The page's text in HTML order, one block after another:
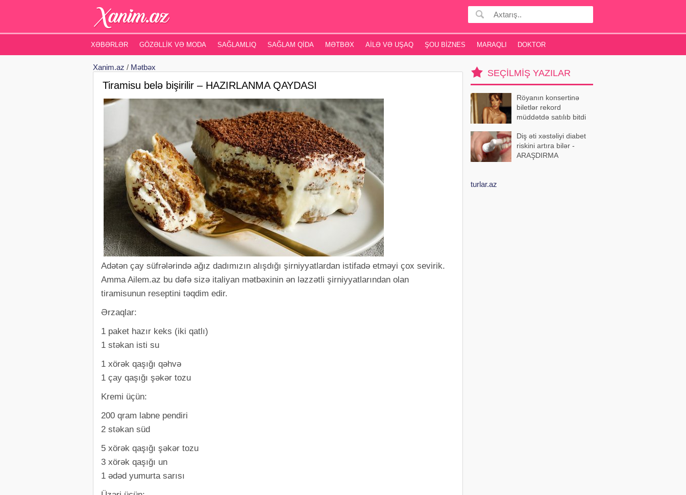
XƏBƏRLƏR GÖZƏLLIK VƏ MODA SAĞLAMLIQ SAĞLAM QIDA MƏTBƏX AILƏ VƏ UŞAQ ŞOU BIZNES MARAQLI DOKTOR
Xanim.az / Mətbəx
Tiramisu belə bişirilir – HAZIRLANMA QAYDASI
Adətən çay süfrələrində ağız dadımızın alışdığı şirniyyatlardan istifadə etməyi çox sevirik.
Amma Ailem.az bu dəfə sizə italiyan mətbəxinin ən ləzzətli şirniyyatlarından olan
tiramisunun reseptini təqdim edir.
Ərzaqlar:
1 paket hazır keks (iki qatlı)
1 stəkan isti su
1 xörək qaşığı qəhvə
1 çay qaşığı şəkər tozu
Kremi üçün:
200 qram labne pendiri
2 stəkan süd
5 xörək qaşığı şəkər tozu
3 xörək qaşığı un
1 ədəd yumurta sarısı
SEÇILMIŞ YAZILAR
Röyanın konsertinə
biletlər rekord
müddətdə satılıb bitdi
Diş əti xəstəliyi diabet
riskini artıra bilər -
ARAŞDIRMA
turlar.az